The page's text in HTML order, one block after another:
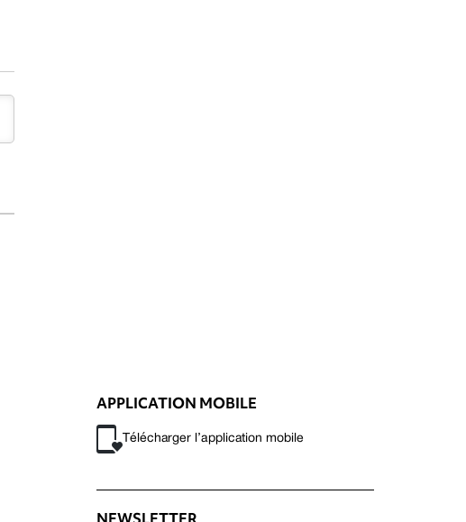
APPLICATION MOBILE
Télécharger l’application mobile